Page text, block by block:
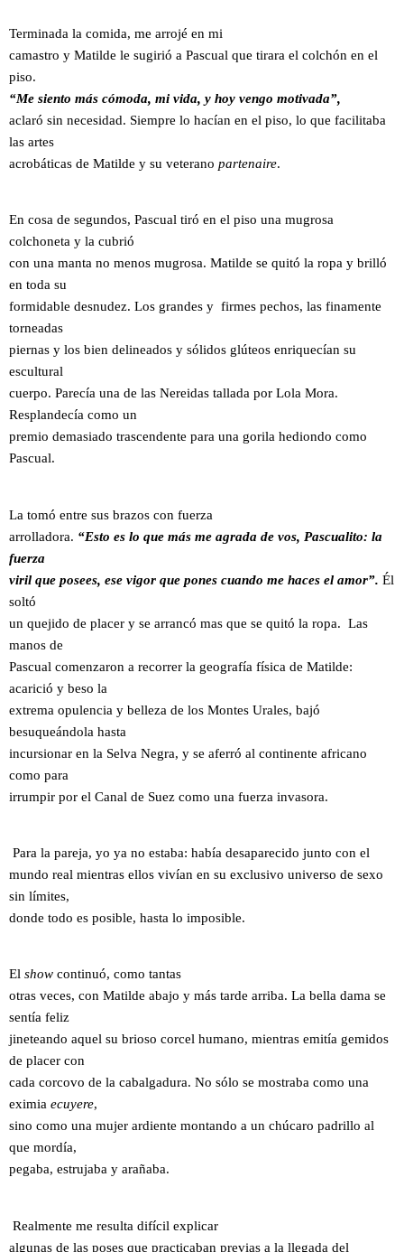
Terminada la comida, me arrojé en mi
camastro y Matilde le sugirió a Pascual que tirara el colchón en el
piso.
“Me siento más cómoda, mi vida, y hoy vengo motivada”,
aclaró sin necesidad. Siempre lo hacían en el piso, lo que facilitaba
las artes
acrobáticas de Matilde y su veterano partenaire.
En cosa de segundos, Pascual tiró en el piso una mugrosa
colchoneta y la cubrió
con una manta no menos mugrosa. Matilde se quitó la ropa y brilló
en toda su
formidable desnudez. Los grandes y firmes pechos, las finamente
torneadas
piernas y los bien delineados y sólidos glúteos enriquecían su
escultural
cuerpo. Parecía una de las Nereidas tallada por Lola Mora.
Resplandecía como un
premio demasiado trascendente para una gorila hediondo como
Pascual.
La tomó entre sus brazos con fuerza
arrolladora. “Esto es lo que más me agrada de vos, Pascualito: la
fuerza
viril que posees, ese vigor que pones cuando me haces el amor”. Él
soltó
un quejido de placer y se arrancó mas que se quitó la ropa. Las
manos de
Pascual comenzaron a recorrer la geografía física de Matilde:
acarició y beso la
extrema opulencia y belleza de los Montes Urales, bajó
besuqueándola hasta
incursionar en la Selva Negra, y se aferró al continente africano
como para
irrumpir por el Canal de Suez como una fuerza invasora.
Para la pareja, yo ya no estaba: había desaparecido junto con el
mundo real mientras ellos vivían en su exclusivo universo de sexo
sin límites,
donde todo es posible, hasta lo imposible.
El show continuó, como tantas
otras veces, con Matilde abajo y más tarde arriba. La bella dama se
sentía feliz
jineteando aquel su brioso corcel humano, mientras emitía gemidos
de placer con
cada corcovo de la cabalgadura. No sólo se mostraba como una
eximia ecuyere,
sino como una mujer ardiente montando a un chúcaro padrillo al
que mordía,
pegaba, estrujaba y arañaba.
Realmente me resulta difícil explicar
algunas de las poses que practicaban previas a la llegada del